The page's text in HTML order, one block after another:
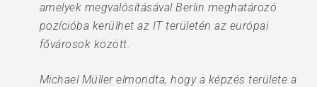
amelyek megvalósításával Berlin meghatározó
pozícióba kerülhet az IT területén az európai
fővárosok között.
Michael Müller elmondta, hogy a képzés területe a